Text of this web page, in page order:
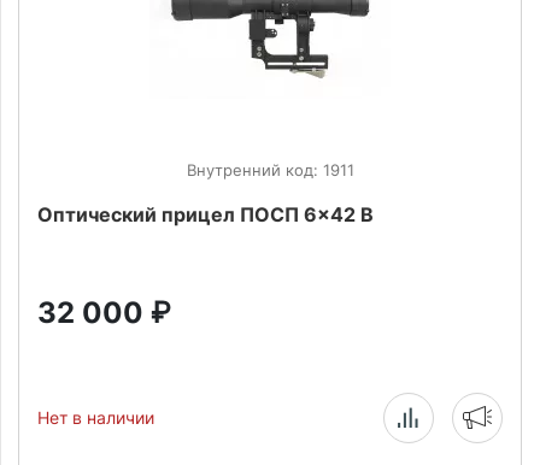
Внутренний код: 1911
Оптический прицел ПОСП 6x42 В
32 000 ₽
Нет в наличии